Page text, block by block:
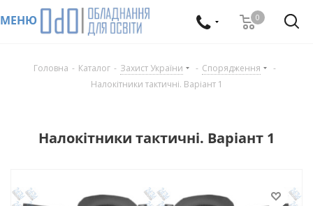
МЕНЮ 0
Головна - Каталог - Захист України - Спорядження
-
Налокітники тактичні. Варіант 1
Налокітники тактичні. Варіант 1